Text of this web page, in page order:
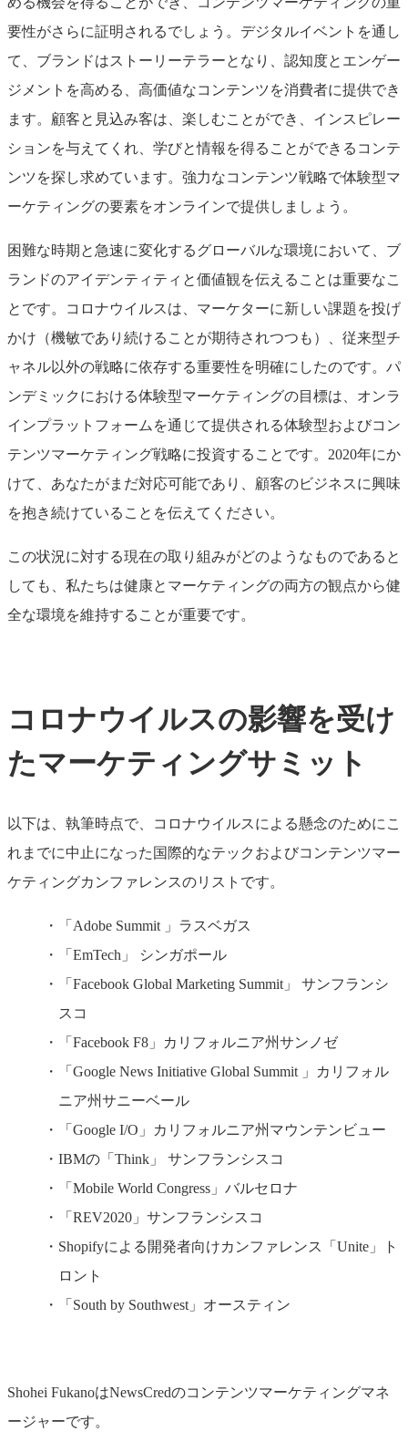
要性がさらに証明されるでしょう。デジタルイベントを通し
て、ブランドはストーリーテラーとなり、認知度とエンゲー
ジメントを高める、高価値なコンテンツを消費者に提供でき
ます。顧客と見込み客は、楽しむことができ、インスピレー
ションを与えてくれ、学びと情報を得ることができるコンテ
ンツを探し求めています。強力なコンテンツ戦略で体験型マ
ーケティングの要素をオンラインで提供しましょう。
困難な時期と急速に変化するグローバルな環境において、ブ
ランドのアイデンティティと価値観を伝えることは重要なこ
とです。コロナウイルスは、マーケターに新しい課題を投げ
かけ（機敏であり続けることが期待されつつも）、従来型チ
ャネル以外の戦略に依存する重要性を明確にしたのです。パ
ンデミックにおける体験型マーケティングの目標は、オンラ
インプラットフォームを通じて提供される体験型およびコン
テンツマーケティング戦略に投資することです。2020年にか
けて、あなたがまだ対応可能であり、顧客のビジネスに興味
を抱き続けていることを伝えてください。
この状況に対する現在の取り組みがどのようなものであると
しても、私たちは健康とマーケティングの両方の観点から健
全な環境を維持することが重要です。
コロナウイルスの影響を受け
たマーケティングサミット
以下は、執筆時点で、コロナウイルスによる懸念のためにこ
れまでに中止になった国際的なテックおよびコンテンツマー
ケティングカンファレンスのリストです。
「Adobe Summit 」ラスベガス
「EmTech」 シンガポール
「Facebook Global Marketing Summit」 サンフランシ
スコ
「Facebook F8」カリフォルニア州サンノゼ
「Google News Initiative Global Summit 」カリフォル
ニア州サニーベール
「Google I/O」カリフォルニア州マウンテンビュー
IBMの「Think」 サンフランシスコ
「Mobile World Congress」バルセロナ
「REV2020」サンフランシスコ
Shopifyによる開発者向けカンファレンス「Unite」ト
ロント
「South by Southwest」オースティン
Shohei FukanoはNewsCredのコンテンツマーケティングマネ
ージャーです。